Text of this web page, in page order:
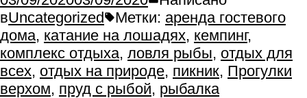
вUncategorized Метки: аренда гостевого
дома, катание на лошадях, кемпинг,
комплекс отдыха, ловля рыбы, отдых для
всех, отдых на природе, пикник, Прогулки
верхом, пруд с рыбой, рыбалка